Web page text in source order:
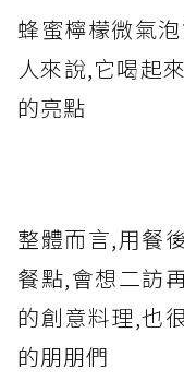
蜂蜜檸檬微氣
人來說,它喝起
的亮點
整體而言,用餐
餐點,會想二訪
的創意料理,也
的朋朋們